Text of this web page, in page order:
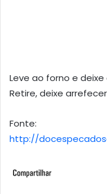
Leve ao forno e deixe
Retire, deixe
Fonte:
http://